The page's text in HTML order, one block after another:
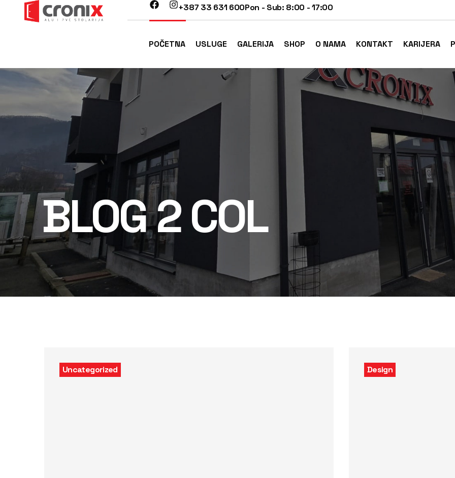
+387 33 631 600Pon - Sub: 8:00 - 17:00
POČETNA USLUGE GALERIJA SHOP O NAMA KONTAKT KARIJERA
BLOG 2 COL
Uncategorized Design